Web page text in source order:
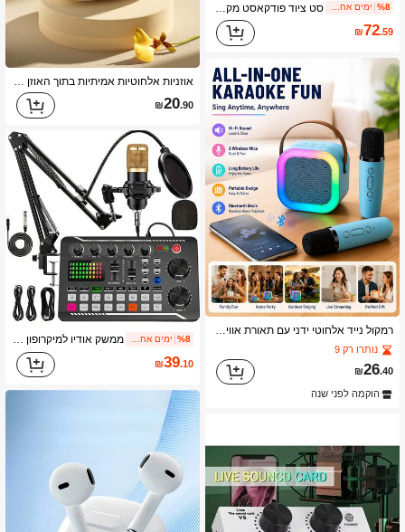
%8 סט ציוד פודקאסט מקצועי עם מיקרופון אלחוטי וכרטיס קול, ממשק אודיו נייד, סטודיו פודקאסט הכל-ב-אחד עם קדם-מגבר מיקרופון מובנה, טעינת USB ועיצוב אלחוטי, מתאים להקלטה, שידור חי, DJ וסמארטפון
₪72.59
רמקול נייד אלחוטי ידני עם תאורת אווירה LED, תומך בנגינה מכרטיס TF/USB. מצויד בשני מיקרופונים אלחוטיים, מתאים למסיבת קריוקי ביתית.
נותרו רק 9
₪26.40
הוקמה לפני שנה
אוזניות אלחוטיות אמיתיות בתוך האוזן 2026 חדשות, איכות גבוהה עם השהיה נמוכה, חיי סוללה ארוכים
₪20.90
%8 ממשק אודיו למיקרופון אלחוטי מקצועי, מכשיר פודקאסטים נייד הכל באחד עם קדם מגבר מיקרופון מובנה, טעינת USB ועיצוב אלחוטי, מתאים להקלטה, שידור חי, די ג'יי וסמארטפונים
₪39.10